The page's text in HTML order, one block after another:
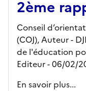
2ème
Conseil
(COJ), Auteur -
de l'éducation
Editeur- 06/02/
En savoir plus...